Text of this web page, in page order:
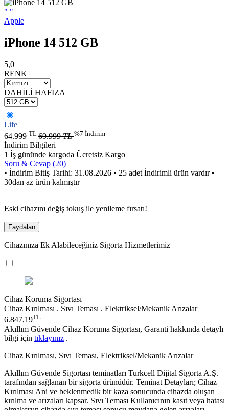
" "
Apple
iPhone 14 512 GB
5,0
RENK
DAHİLİ HAFIZA
Life
64.999 TL 69.999TL%7 İndirim
İndirim Bilgileri
1 İş gününde kargoda Ücretsiz Kargo
Soru & Cevap (20)
• İndirim Bitiş Tarihi: 31.08.2026 • 25 adet İndirimli ürün vardır •
30dan az ürün kalmıştır
Eski cihazını değiş tokuş ile yenileme fırsatı!
Faydalan
Cihazınıza Ek Alabileceğiniz Sigorta Hizmetlerimiz
Cihaz Koruma Sigortası
Cihaz Kırılması . Sıvı Teması . Elektriksel/Mekanik Arızalar
6.847,19TL
Akıllım Güvende Cihaz Koruma Sigortası, Garanti hakkında detaylı
bilgi için tıklayınız .
Cihaz Kırılması, Sıvı Teması, Elektriksel/Mekanik Arızalar
Akıllım Güvende Sigortası teminatları Turkcell Dijital Sigorta A.Ş.
tarafından sağlanan bir sigorta ürünüdür. Teminat Detayları; Cihaz
Kırılması Ani ve beklenmedik bir kaza sonucunda cihazda oluşan
kırılma ve arızaları kapsar. Sıvı Teması Kullanıcının kasıt veya hatası